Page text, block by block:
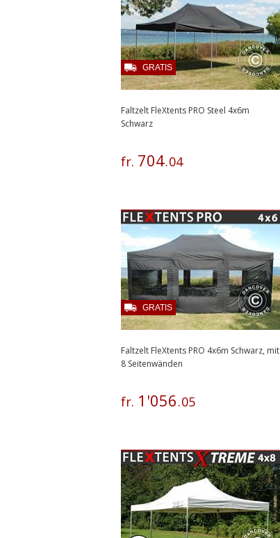
Faltzelt FleXtents PRO Steel 4x6m
Schwarz
fr. 704.04
GRATIS
Faltzelt FleXtents PRO 4x6m Schwarz, mit
8 Seitenwänden
fr. 1 '056.05
GRATIS